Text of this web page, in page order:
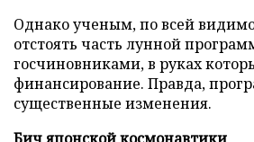
Однако ученым, по всей
отстоять часть лунной
госчиновниками, в руках
финансирование. Правда,
существенные изменения.